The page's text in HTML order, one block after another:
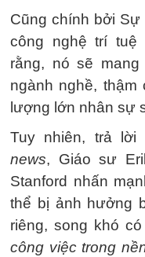
Cũng chính bởi Sự
công nghệ trí tuệ
rằng, nó sẽ
ngành nghề,
lượng lớn nhân sự
Tuy nhiên, trả lời
news, Giáo sư
Stanford nhấn
thể bị ảnh hưởng
riêng, song khó
công việc trong